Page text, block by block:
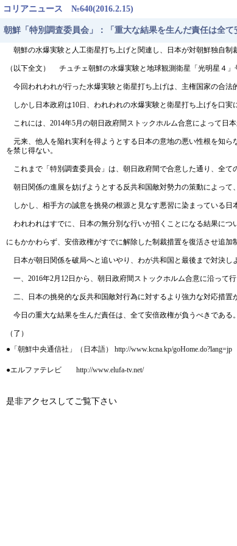
コリアニュース №640(2016.2.15)
朝鮮「特別調査委員会」：「重大な結果を生んだ責任は全て
朝鮮の水爆実験と人工衛星打ち上げと関連し、日本が対朝鮮独自
（以下全文） チュチェ朝鮮の水爆実験と地球観測衛星「光明星４
今回われわれが行った水爆実験と衛星打ち上げは、主権国家の合
しかし日本政府は10日、われわれの水爆実験と衛星打ち上げを口
これには、2014年5月の朝日政府間ストックホルム合意によって日
元来、他人を陥れ実利を得ようとする日本の意地の悪い性根を知ら
を禁じ得ない。
これまで「特別調査委員会」は、朝日政府間で合意した通り、全
朝日関係の進展を妨げようとする反共和国敵対勢力の策動によっ
しかし、相手方の誠意を挑発の根源と見なす悪習に染まっている
われわれはすでに、日本の無分別な行いが招くことになる結果につ
にもかかわらず、安倍政権がすでに解除した制裁措置を復活させ追
日本が朝日関係を破局へと追いやり、わが共和国と最後まで対決
一、2016年2月12日から、朝日政府間ストックホルム合意に沿って
二、日本の挑発的な反共和国敵対行為に対するより強力な対応措置
今日の重大な結果を生んだ責任は、全て安倍政権が負うべきである。
（了）
●「朝鮮中央通信社」（日本語） http://www.kcna.kp/goHome.do?lang=jp
●エルファテレビ http://www.elufa-tv.net/
是非アクセスしてご覧下さい